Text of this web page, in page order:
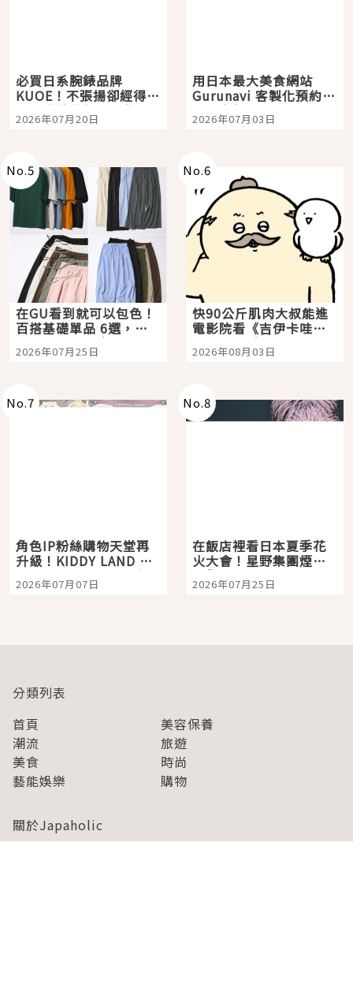
必買日系腕錶品牌
KUOE！不張揚卻經得起
時間洗鍊的經典之作五
選
2026年07月20日
用日本最大美食網站
Gurunavi 客製化預約九
大都市餐廳，打造專屬
美食體驗！
2026年07月03日
No.5
在GU看到就可以包色！
百搭基礎單品 6選，閉
眼全收也不心疼
2026年07月25日
No.6
快90公斤肌肉大叔能進
電影院看《吉伊卡哇》
嗎？日本重金屬樂團
「打首」會長與nagano
2026年08月03日
No.7
角色IP粉絲購物天堂再
升級！KIDDY LAND 原
宿店吉伊卡哇迎客，新
開幕 OMOKADO 店3分
2026年07月07日
No.8
在飯店裡看日本夏季花
火大會！星野集團煙火
景觀飯店6選，讓你不用
人擠人悠閒欣賞
2026年07月25日
分類列表
首頁
美容保養
潮流
旅遊
美食
時尚
藝能娛樂
購物
關於Japaholic